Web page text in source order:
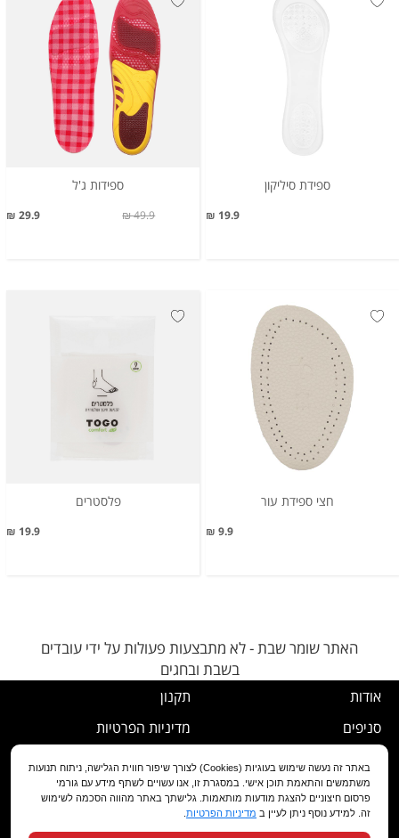
ספידת סיליקון
19.9 ₪
ספידות ג'ל
29.9 ₪ 49.9 ₪
חצי ספידת עור
9.9 ₪
פלסטרים
19.9 ₪
האתר שומר שבת - לא מתבצעות פעולות על ידי עובדים
בשבת ובחגים
אודות
סניפים
שירות לקוחות
מועדון לקוחות
תקנון
מדיניות הפרטיות
נוהל ביטול עסקה
מדיניות החלפה/החזרה/ביטול
הצהרת נגישות
באתר זה נעשה שימוש בעוגיות (Cookies) לצורך שיפור חווית הגלישה, ניתוח תנועות
משתמשים והתאמת תוכן אישי. במסגרת זו, אנו עשויים לשתף מידע עם גורמי
פרסום חיצוניים להצגת מודעות מותאמות. גלישתך באתר מהווה הסכמה לשימוש
זה. למידע נוסף ניתן לעיין ב מדיניות הפרטיות